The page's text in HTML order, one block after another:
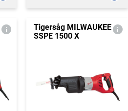
Tigersåg MILWAUKEE
SSPE 1500 X